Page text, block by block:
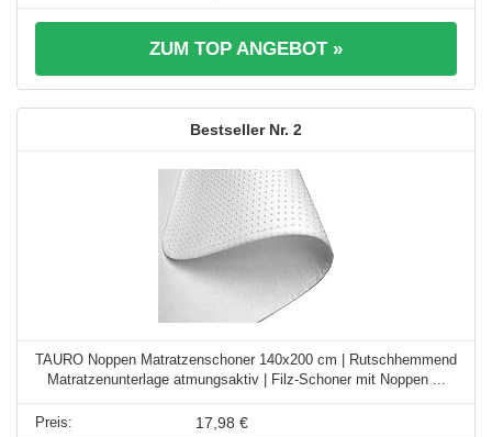
ZUM TOP ANGEBOT »
2
TAURO Noppen Matratzenschoner 140x200 cm | Rutschhemmend
Matratzenunterlage atmungsaktiv | Filz-Schoner mit Noppen ...
17,98 €